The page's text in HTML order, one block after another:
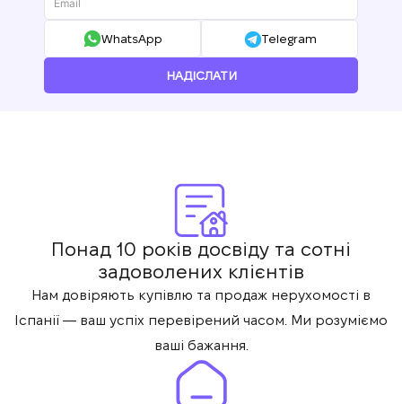
WhatsApp Telegram
НАДІСЛАТИ
Понад 10 років досвіду та сотні
задоволених клієнтів
Нам довіряють купівлю та продаж нерухомості в
Іспанії — ваш успіх перевірений часом. Ми розуміємо
ваші бажання.